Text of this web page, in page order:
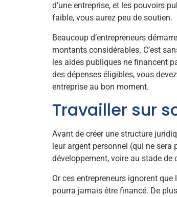
d’une entreprise, et les pouvoirs
faible, vous aurez peu de soutien.
Beaucoup d’entrepreneurs
montants considérables. C’est
les aides publiques ne financent
des dépenses éligibles, vous
entreprise au bon moment.
Travailler sur
Avant de créer une structure
leur argent personnel (qui ne
développement, voire au stade
Or ces entrepreneurs ignorent
pourra jamais être financé. De